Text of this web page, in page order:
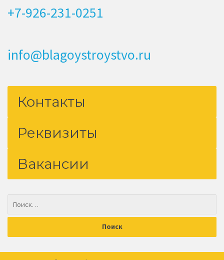
+7-926-231-0251
info@blagoystroystvo.ru
Контакты
Реквизиты
Вакансии